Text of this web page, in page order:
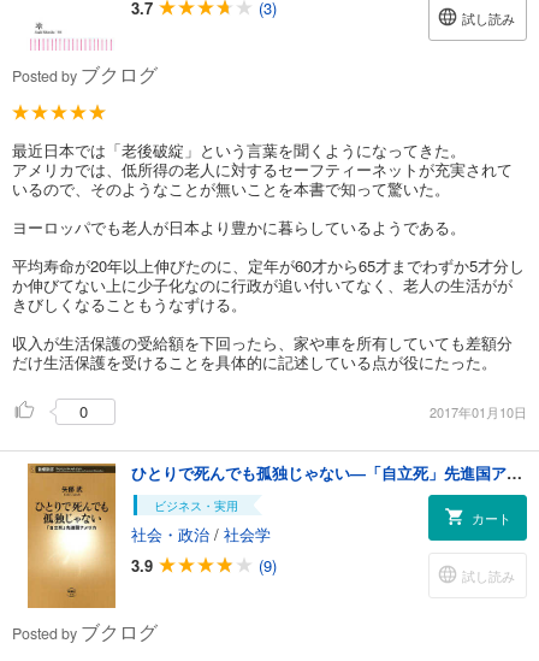
3.7
(3) 試し読み
Posted by ブクログ
最近日本では「老後破綻」という言葉を聞くようになってきた。
アメリカでは、低所得の老人に対するセーフティーネットが充実されて
いるので、そのようなことが無いことを本書で知って驚いた。
ヨーロッパでも老人が日本より豊かに暮らしているようである。
平均寿命が20年以上伸びたのに、定年が60才から65才までわずか5才分し
か伸びてない上に少子化なのに行政が追い付いてなく、老人の生活がが
きびしくなることもうなずける。
収入が生活保護の受給額を下回ったら、家や車を所有していても差額分
だけ生活保護を受けることを具体的に記述している点が役にたった。
0 2017年01月10日
ひとりで死んでも孤独じゃない―「自立死」先進国アメリカ―
ビジネス・実用
社会・政治 / 社会学
3.9
(9)
カート
試し読み
Posted by ブクログ